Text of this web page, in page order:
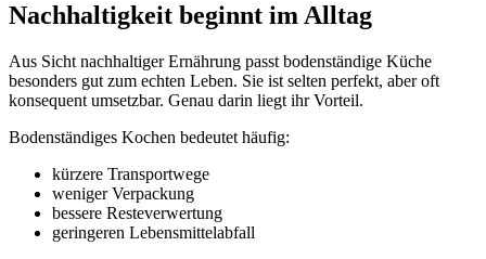
Nachhaltigkeit beginnt im Alltag
Aus Sicht nachhaltiger Ernährung passt bodenständige Küche
besonders gut zum echten Leben. Sie ist selten perfekt, aber oft
konsequent umsetzbar. Genau darin liegt ihr Vorteil.
Bodenständiges Kochen bedeutet häufig:
kürzere Transportwege
weniger Verpackung
bessere Resteverwertung
geringeren Lebensmittelabfall